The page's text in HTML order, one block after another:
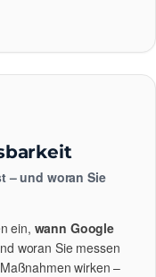
– und woran Sie
ein, wann Google
woran Sie messen
wirken –